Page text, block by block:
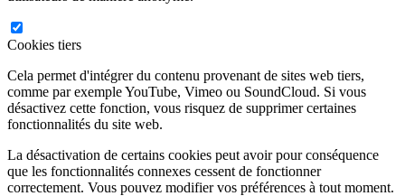
Cookies tiers
Cela permet d'intégrer du contenu provenant de sites web tiers,
comme par exemple YouTube, Vimeo ou SoundCloud. Si vous
désactivez cette fonction, vous risquez de supprimer certaines
fonctionnalités du site web.
La désactivation de certains cookies peut avoir pour conséquence
que les fonctionnalités connexes cessent de fonctionner
correctement. Vous pouvez modifier vos préférences à tout moment.